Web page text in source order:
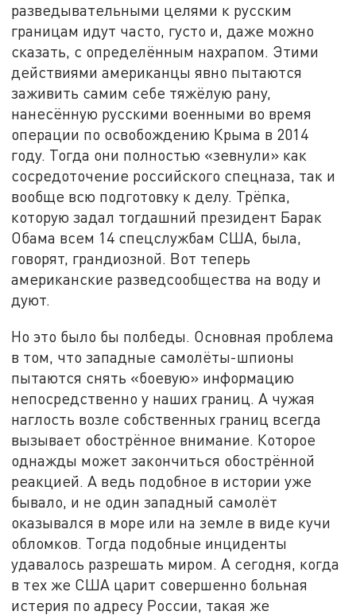
разведывательными целями к русским
границам идут часто, густо и, даже можно
сказать, с определённым нахрапом. Этими
действиями американцы явно пытаются
заживить самим себе тяжёлую рану,
нанесённую русскими военными во время
операции по освобождению Крыма в 2014
году. Тогда они полностью «зевнули» как
сосредоточение российского спецназа, так и
вообще всю подготовку к делу. Трёпка,
которую задал тогдашний президент Барак
Обама всем 14 спецслужбам США, была,
говорят, грандиозной. Вот теперь
американские разведсообщества на воду и
дуют.
Но это было бы полбеды. Основная проблема
в том, что западные самолёты-шпионы
пытаются снять «боевую» информацию
непосредственно у наших границ. А чужая
наглость возле собственных границ всегда
вызывает обострённое внимание. Которое
однажды может закончиться обострённой
реакцией. А ведь подобное в истории уже
бывало, и не один западный самолёт
оказывался в море или на земле в виде кучи
обломков. Тогда подобные инциденты
удавалось разрешать миром. А сегодня, когда
в тех же США царит совершенно больная
истерия по адресу России, такая же